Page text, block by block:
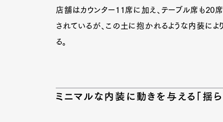
店舗はカウンター11席に加え、テーブル席も20
されているが、この土に抱かれるような内装に
る。
ミニマルな内装に動きを与える「揺ら